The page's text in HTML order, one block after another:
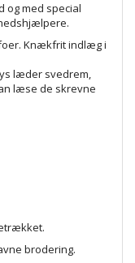
og med special
Knækfrit indlæg i
læder svedrem,
læse de skrevne
brodering.